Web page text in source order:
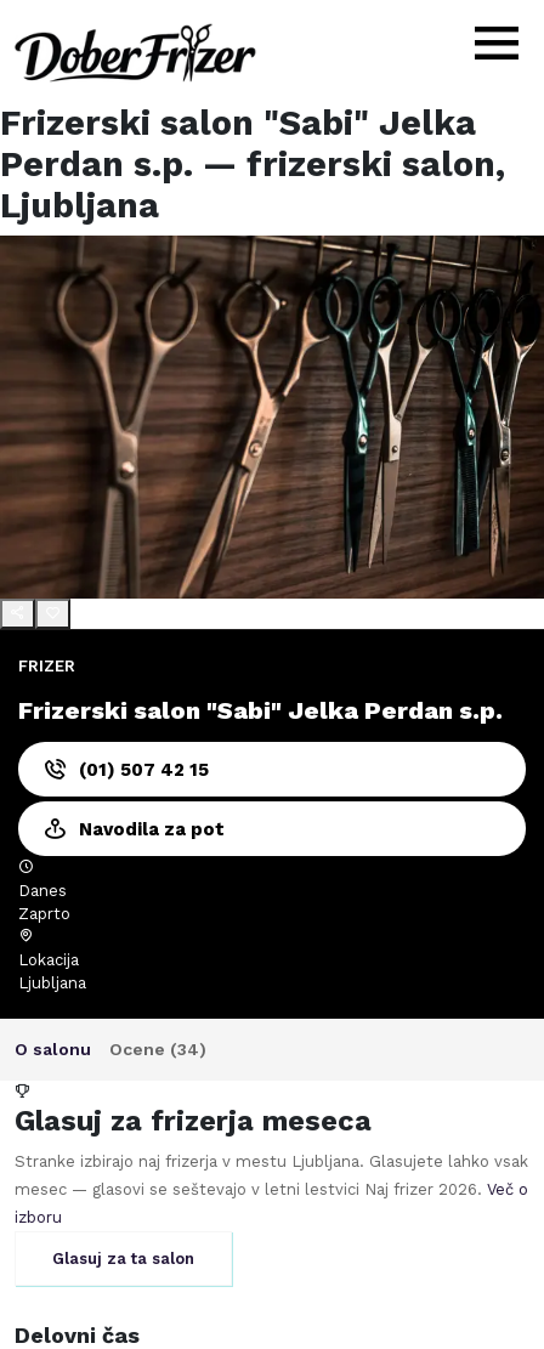
Frizerski salon "Sabi" Jelka
Perdan s.p. — frizerski salon,
Ljubljana
FRIZER
Frizerski salon "Sabi" Jelka Perdan s.p.
(01) 507 42 15
Navodila za pot
Danes
Zaprto
Lokacija
Ljubljana
O salonu Ocene (34)
Glasuj za frizerja meseca
Stranke izbirajo naj frizerja v mestu Ljubljana. Glasujete lahko vsak
mesec — glasovi se seštevajo v letni lestvici Naj frizer 2026. Več o
izboru
Glasuj za ta salon
Delovni čas